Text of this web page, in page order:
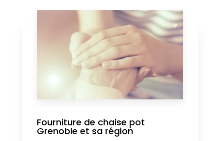
Fourniture de chaise pot
Grenoble et sa région